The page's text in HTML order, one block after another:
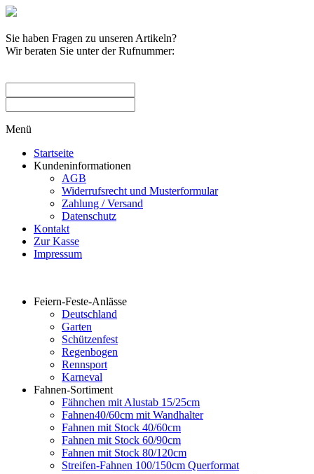
Sie haben Fragen zu unseren Artikeln?
Wir beraten Sie unter der Rufnummer:
Menü
Startseite
Kundeninformationen
AGB
Widerrufsrecht und Musterformular
Zahlung / Versand
Datenschutz
Kontakt
Zur Kasse
Impressum
Feiern-Feste-Anlässe
Deutschland
Garten
Schützenfest
Regenbogen
Rennsport
Karneval
Fahnen-Sortiment
Fähnchen mit Alustab 15/25cm
Fahnen40/60cm mit Wandhalter
Fahnen mit Stock 40/60cm
Fahnen mit Stock 60/90cm
Fahnen mit Stock 80/120cm
Streifen-Fahnen 100/150cm Querformat